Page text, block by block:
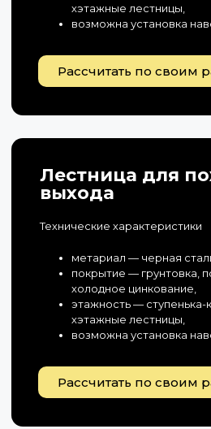
хэтажные лестницы,
возможна установка
Рассчитать по своим
Лестница для
выхода
Технические характеристики
метариал — черная
покрытие — грунтовка,
холодное цинкование,
этажность — ступенька-
хэтажные лестницы,
возможна установка
Рассчитать по своим